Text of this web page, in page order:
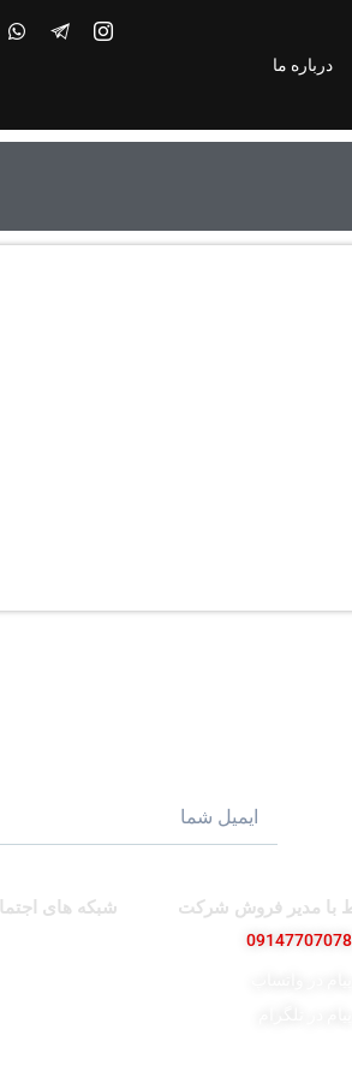
درباره ما
با مدیر فروش شرکت
09147707078
شبکه های